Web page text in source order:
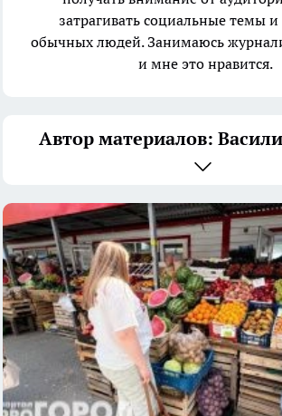
затрагивать социальные темы
обычных людей. Занимаюсь
и мне это нравится.
Автор материалов: